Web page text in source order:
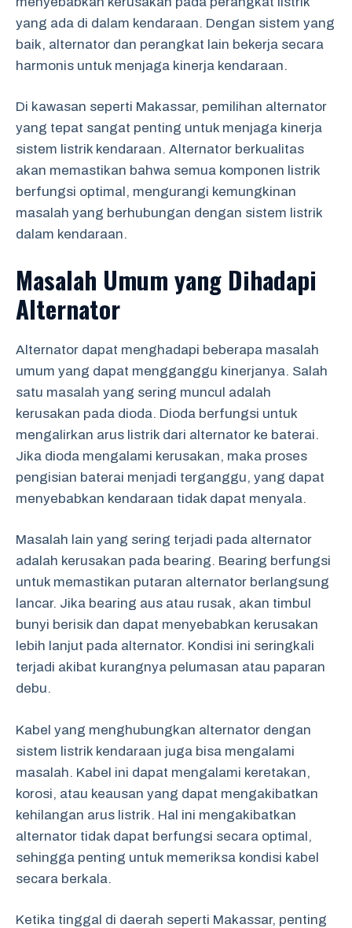
yang ada di dalam kendaraan. Dengan sistem yang
baik, alternator dan perangkat lain bekerja secara
harmonis untuk menjaga kinerja kendaraan.
Di kawasan seperti Makassar, pemilihan alternator
yang tepat sangat penting untuk menjaga kinerja
sistem listrik kendaraan. Alternator berkualitas
akan memastikan bahwa semua komponen listrik
berfungsi optimal, mengurangi kemungkinan
masalah yang berhubungan dengan sistem listrik
dalam kendaraan.
Masalah Umum yang Dihadapi
Alternator
Alternator dapat menghadapi beberapa masalah
umum yang dapat mengganggu kinerjanya. Salah
satu masalah yang sering muncul adalah
kerusakan pada dioda. Dioda berfungsi untuk
mengalirkan arus listrik dari alternator ke baterai.
Jika dioda mengalami kerusakan, maka proses
pengisian baterai menjadi terganggu, yang dapat
menyebabkan kendaraan tidak dapat menyala.
Masalah lain yang sering terjadi pada alternator
adalah kerusakan pada bearing. Bearing berfungsi
untuk memastikan putaran alternator berlangsung
lancar. Jika bearing aus atau rusak, akan timbul
bunyi berisik dan dapat menyebabkan kerusakan
lebih lanjut pada alternator. Kondisi ini seringkali
terjadi akibat kurangnya pelumasan atau paparan
debu.
Kabel yang menghubungkan alternator dengan
sistem listrik kendaraan juga bisa mengalami
masalah. Kabel ini dapat mengalami keretakan,
korosi, atau keausan yang dapat mengakibatkan
kehilangan arus listrik. Hal ini mengakibatkan
alternator tidak dapat berfungsi secara optimal,
sehingga penting untuk memeriksa kondisi kabel
secara berkala.
Ketika tinggal di daerah seperti Makassar, penting